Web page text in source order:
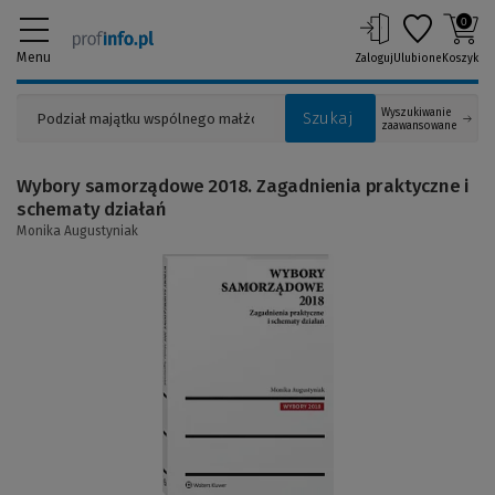
Menu
Szukaj
Wyszukiwanie
zaawansowane
ZalogujUlubione
0
Koszyk
Wybory samorządowe 2018. Zagadnienia praktyczne i
schematy działań
Monika Augustyniak